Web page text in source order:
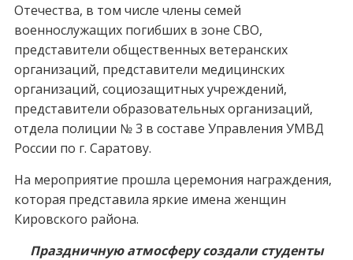
Отечества, в том числе члены семей
военнослужащих погибших в зоне СВО,
представители общественных ветеранских
организаций, представители медицинских
организаций, социозащитных учреждений,
представители образовательных организаций,
отдела полиции № 3 в составе Управления УМВД
России по г. Саратову.
На мероприятие прошла церемония награждения,
которая представила яркие имена женщин
Кировского района.
Праздничную атмосферу создали студенты